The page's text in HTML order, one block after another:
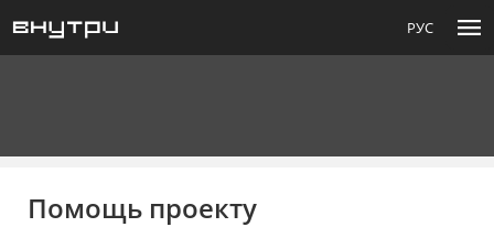
РУС menu
Помощь проекту